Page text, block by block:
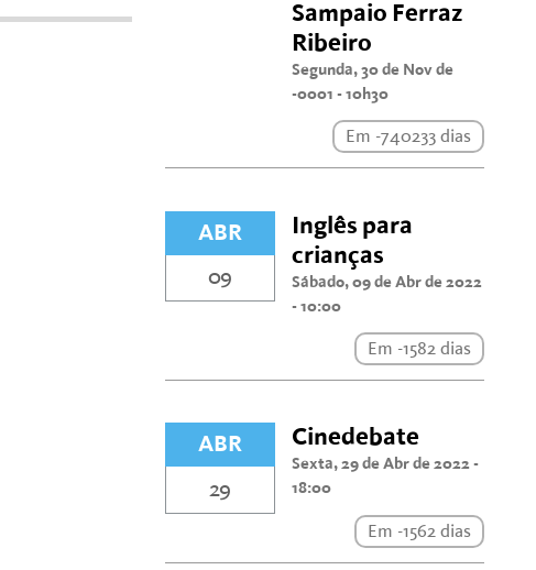
Sampaio Ferraz
Ribeiro
Segunda, 30 de Nov de
-0001 - 10h30
Em -740233 dias
ABR
09
Inglês para
crianças
Sábado, 09 de Abr de 2022
- 10:00
Em -1582 dias
ABR
29
Cinedebate
Sexta, 29 de Abr de 2022 -
18:00
Em -1562 dias